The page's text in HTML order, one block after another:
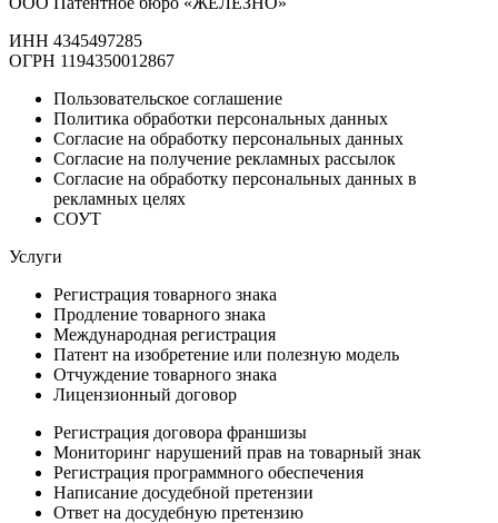
ИНН 4345497285
ОГРН 1194350012867
Пользовательское соглашение
Политика обработки персональных данных
Согласие на обработку персональных данных
Согласие на получение рекламных рассылок
Согласие на обработку персональных данных в
рекламных целях
СОУТ
Услуги
Регистрация товарного знака
Продление товарного знака
Международная регистрация
Патент на изобретение или полезную модель
Отчуждение товарного знака
Лицензионный договор
Регистрация договора франшизы
Мониторинг нарушений прав на товарный знак
Регистрация программного обеспечения
Написание досудебной претензии
Ответ на досудебную претензию